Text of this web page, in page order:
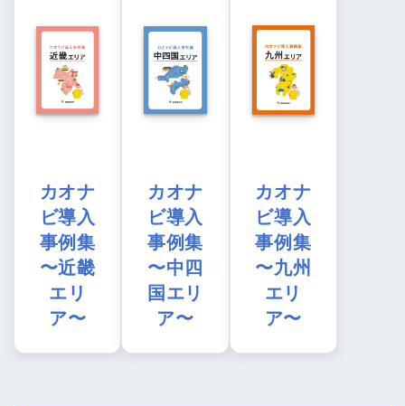
カオナ
ビ導入
事例集
〜近畿
エリ
ア〜
カオナ
ビ導入
事例集
〜中四
国エリ
ア〜
カオナ
ビ導入
事例集
〜九州
エリ
ア〜